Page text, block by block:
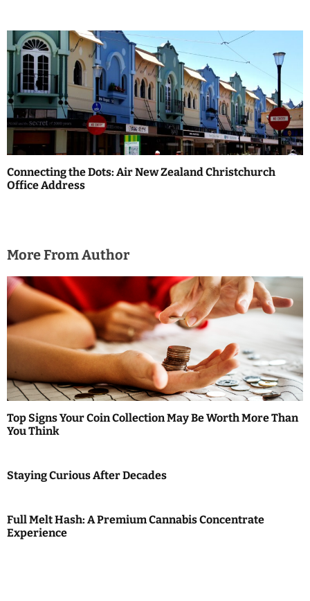
Connecting the Dots: Air New Zealand Christchurch
Office Address
More From Author
Top Signs Your Coin Collection May Be Worth More Than
You Think
Staying Curious After Decades
Full Melt Hash: A Premium Cannabis Concentrate
Experience